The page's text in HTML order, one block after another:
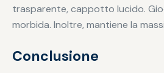
trasparente, cappotto lucido.
morbida. Inoltre, mantiene la
Conclusione